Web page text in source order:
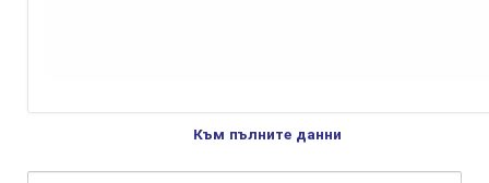
Към пълните данни